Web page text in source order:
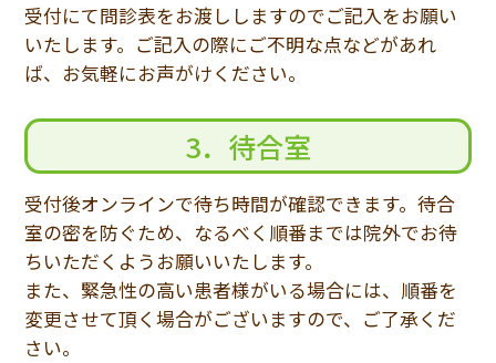
受付にて問診表をお渡ししますのでご記入をお願い
いたします。ご記入の際にご不明な点などがあれ
ば、お気軽にお声がけください。
3．待合室
受付後オンラインで待ち時間が確認できます。待合
室の密を防ぐため、なるべく順番までは院外でお待
ちいただくようお願いいたします。
また、緊急性の高い患者様がいる場合には、順番を
変更させて頂く場合がございますので、ご了承くだ
さい。